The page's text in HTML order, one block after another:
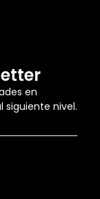
en
siguiente nivel.